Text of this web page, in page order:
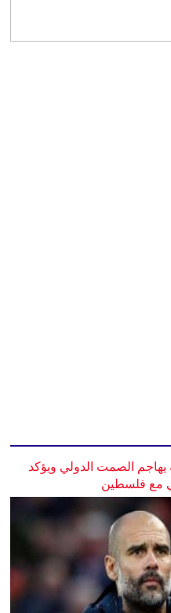
يهاجم الصمت الدولي ويؤكد
مع فلسطين